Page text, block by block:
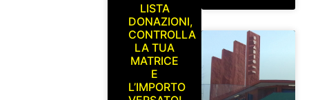
LISTA
DONAZIONI,
CONTROLLA
LA TUA
MATRICE
E
L’IMPORTO